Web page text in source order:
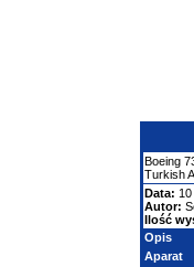
Boeing
Turkish
Data:
Autor:
Ilość
Opis
Aparat